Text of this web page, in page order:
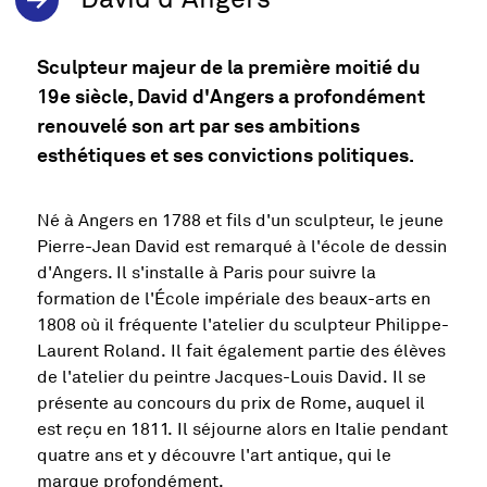
Sculpteur majeur de la première moitié du
19e siècle, David d'Angers a profondément
renouvelé son art par ses ambitions
esthétiques et ses convictions politiques.
Né à Angers en 1788 et fils d'un sculpteur, le jeune
Pierre-Jean David est remarqué à l'école de dessin
d'Angers. Il s'installe à Paris pour suivre la
formation de l'École impériale des beaux-arts en
1808 où il fréquente l'atelier du sculpteur Philippe-
Laurent Roland. Il fait également partie des élèves
de l'atelier du peintre Jacques-Louis David. Il se
présente au concours du prix de Rome, auquel il
est reçu en 1811. Il séjourne alors en Italie pendant
quatre ans et y découvre l'art antique, qui le
marque profondément.